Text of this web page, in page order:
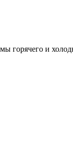
горячего и